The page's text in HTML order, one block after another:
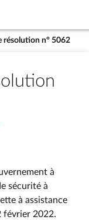
résolution n° 5062
à
sécurité à
à assistance
février 2022.